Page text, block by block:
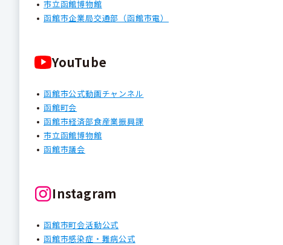
市立函館博物館
函館市企業局交通部（函館市電）
YouTube
函館市公式動画チャンネル
函館町会
函館市経済部食産業振興課
市立函館博物館
函館市議会
Instagram
函館市町会活動公式
函館市感染症・難病公式